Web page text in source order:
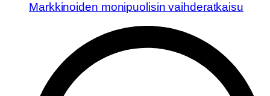
Markkinoiden monipuolisin vaihderatkaisu